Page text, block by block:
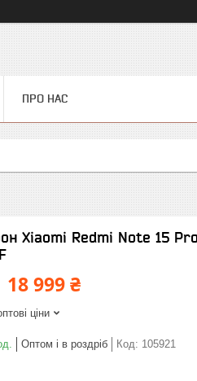
ПРО НАС
Xiaomi Redmi Note 15
18 999 ₴
ціни
Оптом і в роздріб Код: 105921